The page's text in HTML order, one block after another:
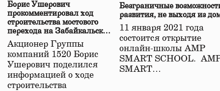
Борис Ушерович
прокомментировал ход
строительства мостового
перехода на Забайкальской
железной дороге
Акционер Группы
компаний 1520 Борис
Ушерович поделился
информацией о ходе
строительства
Безграничные
развития, не выходя из
11 января 2021 года
состоится открытие
онлайн-школы АМР
SMART SCHOOL.
SMART…